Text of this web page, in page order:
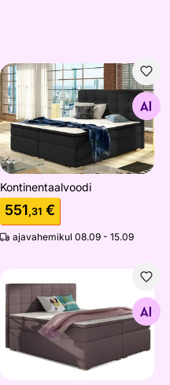
Kontinentaalvoodi
Otsi sarnaseid
Kontinentaalvoodi
551,31 €
ajavahemikul 08.09 - 15.09
Pesukastiga
Otsi sarnaseid